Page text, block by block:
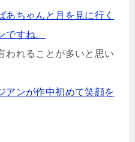
あちゃんと月を見に行く
すね。
われることが多いと思い
アンが作中初めて笑顔を